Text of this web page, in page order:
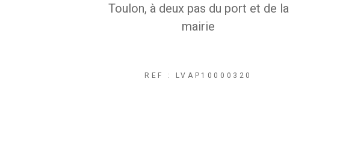
Toulon, à deux pas du port et de la
mairie
REF : LVAP10000320